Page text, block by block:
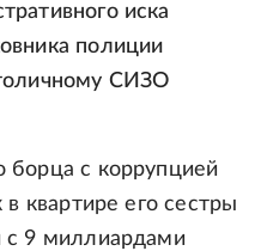
иска
полиции
СИЗО
с коррупцией
квартире его сестры
с 9 миллиардами